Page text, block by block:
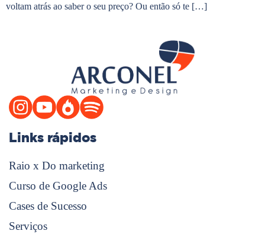
voltam atrás ao saber o seu preço? Ou então só te […]
Links rápidos
Raio x Do marketing
Curso de Google Ads
Cases de Sucesso
Serviços